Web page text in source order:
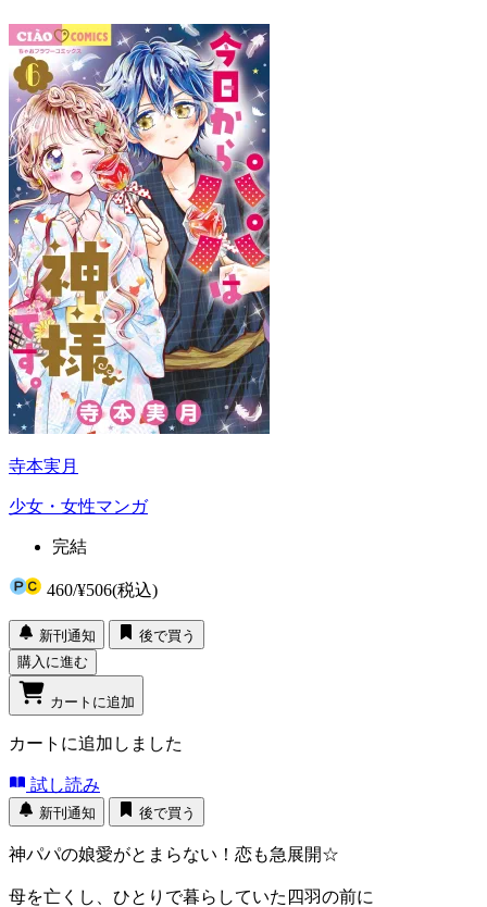
寺本実月
少女・女性マンガ
完結
460/¥506(税込)
新刊通知
後で買う
購入に進む
カートに追加
カートに追加しました
試し読み
新刊通知 後で買う
神パパの娘愛がとまらない！恋も急展開☆
母を亡くし、ひとりで暮らしていた四羽の前に